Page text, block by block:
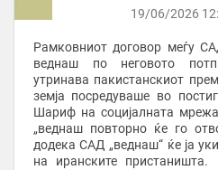
19/06/2026
Рамковниот договор меѓу
веднаш по неговото
утринава пакистанскиот
земја посредуваше во
Шариф на социјалната
„веднаш повторно ќе го
додека САД „веднаш“ ќе ја
на иранските